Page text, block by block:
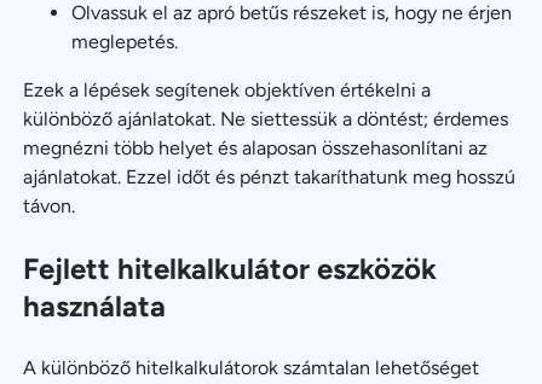
Olvassuk el az apró betűs részeket is, hogy ne érjen
meglepetés.
Ezek a lépések segítenek objektíven értékelni a
különböző ajánlatokat. Ne siettessük a döntést; érdemes
megnézni több helyet és alaposan összehasonlítani az
ajánlatokat. Ezzel időt és pénzt takaríthatunk meg hosszú
távon.
Fejlett hitelkalkulátor eszközök
használata
A különböző hitelkalkulátorok számtalan lehetőséget